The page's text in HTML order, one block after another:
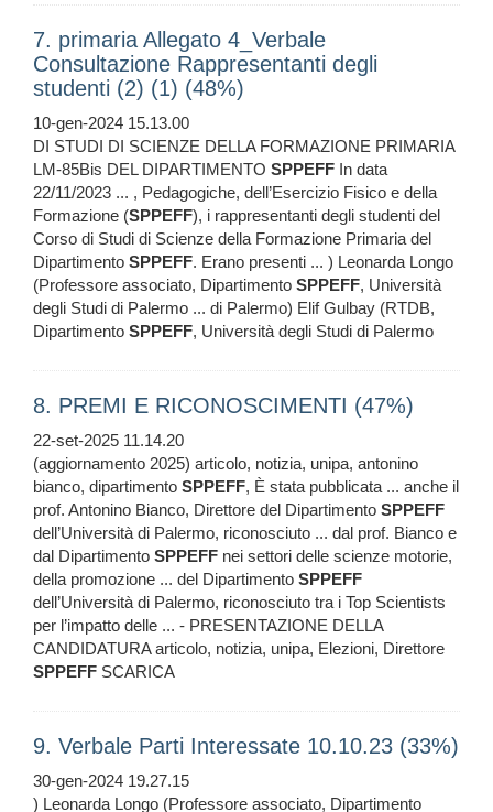
7. primaria Allegato 4_Verbale
Consultazione Rappresentanti degli
studenti (2) (1) (48%)
10-gen-2024 15.13.00
DI STUDI DI SCIENZE DELLA FORMAZIONE PRIMARIA
LM-85Bis DEL DIPARTIMENTO SPPEFF In data
22/11/2023 ... , Pedagogiche, dell’Esercizio Fisico e della
Formazione (SPPEFF), i rappresentanti degli studenti del
Corso di Studi di Scienze della Formazione Primaria del
Dipartimento SPPEFF. Erano presenti ... ) Leonarda Longo
(Professore associato, Dipartimento SPPEFF, Università
degli Studi di Palermo ... di Palermo) Elif Gulbay (RTDB,
Dipartimento SPPEFF, Università degli Studi di Palermo
8. PREMI E RICONOSCIMENTI (47%)
22-set-2025 11.14.20
(aggiornamento 2025) articolo, notizia, unipa, antonino
bianco, dipartimento SPPEFF, È stata pubblicata ... anche il
prof. Antonino Bianco, Direttore del Dipartimento SPPEFF
dell’Università di Palermo, riconosciuto ... dal prof. Bianco e
dal Dipartimento SPPEFF nei settori delle scienze motorie,
della promozione ... del Dipartimento SPPEFF
dell’Università di Palermo, riconosciuto tra i Top Scientists
per l’impatto delle ... - PRESENTAZIONE DELLA
CANDIDATURA articolo, notizia, unipa, Elezioni, Direttore
SPPEFF SCARICA
9. Verbale Parti Interessate 10.10.23 (33%)
30-gen-2024 19.27.15
) Leonarda Longo (Professore associato, Dipartimento